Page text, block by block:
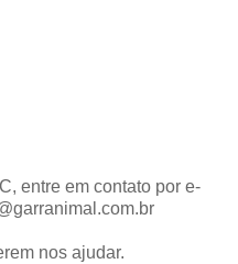
entre em contato por e-
nos ajudar.